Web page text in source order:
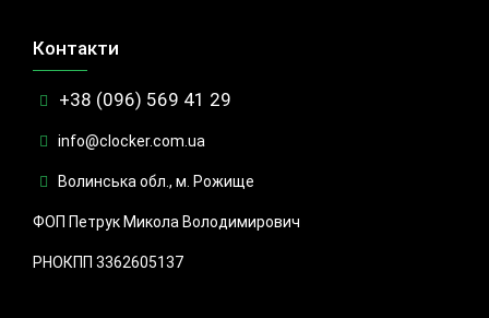
Контакти
+38 (096) 569 41 29
info@clocker.com.ua
Волинська обл., м. Рожище
ФОП Петрук Микола Володимирович
РНОКПП 3362605137